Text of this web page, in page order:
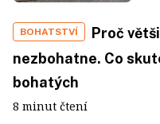
BOHATSTVÍ
Proč
nezbohatne. Co
bohatých
8 minut čtení